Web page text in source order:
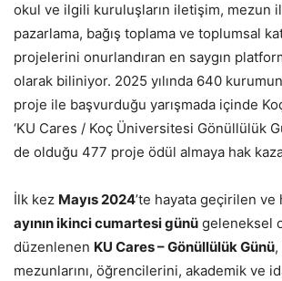
okul ve ilgili kuruluşların iletişim, mezun
pazarlama, bağış toplama ve toplumsal
projelerini onurlandıran en saygın
olarak biliniyor. 2025 yılında 640
proje ile başvurduğu yarışmada içinde
‘KU Cares / Koç Üniversitesi Gönüllülük
de olduğu 477 proje ödül almaya hak
İlk kez Mayıs 2024’te hayata geçirilen ve
ayının ikinci cumartesi günü geleneksel
düzenlenen KU Cares – Gönüllülük Günü
mezunlarını, öğrencilerini, akademik ve